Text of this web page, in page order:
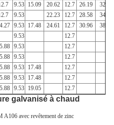
9.53 15.09 20.62 12.7 26.19
32.54
9.53 22.23 12.7 28.58
34.93
9.53 17.48 24.61 12.7 30.96
38.89
9.53
12.7
9.53
12.7
9.53
12.7
9.53 17.48
12.7
9.53 17.48
12.7
9.53 19.05 12.7
galvanisé à chaud